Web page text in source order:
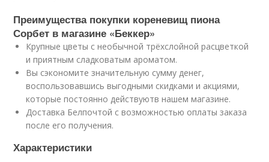
Преимущества покупки кореневищ пиона
Сорбет в магазине «Беккер»
Крупные цветы с необычной трёхслойной расцветкой
и приятным сладковатым ароматом.
Вы сэкономите значительную сумму денег,
воспользовавшись выгодными скидками и акциями,
которые постоянно действуютв нашем магазине.
Доставка Белпочтой с возможностью оплаты заказа
после его получения.
Характеристики